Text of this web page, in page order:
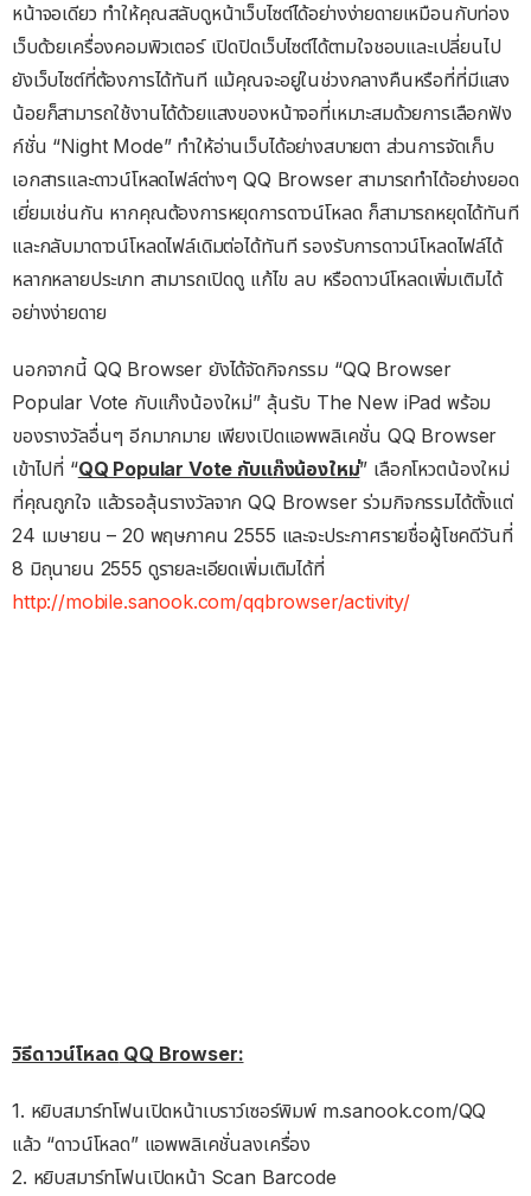
หน้าจอเดียว ทำให้คุณสลับดูหน้าเว็บไซต์ได้อย่างง่ายดายเหมือนกับท่อง
เว็บด้วยเครื่องคอมพิวเตอร์ เปิดปิดเว็บไซต์ได้ตามใจชอบและเปลี่ยนไป
ยังเว็บไซต์ที่ต้องการได้ทันที แม้คุณจะอยู่ในช่วงกลางคืนหรือที่ที่มีแสง
น้อยก็สามารถใช้งานได้ด้วยแสงของหน้าจอที่เหมาะสมด้วยการเลือกฟัง
ก์ชั่น “Night Mode” ทำให้อ่านเว็บได้อย่างสบายตา ส่วนการจัดเก็บ
เอกสารและดาวน์โหลดไฟล์ต่างๆ QQ Browser สามารถทำได้อย่างยอด
เยี่ยมเช่นกัน หากคุณต้องการหยุดการดาวน์โหลด ก็สามารถหยุดได้ทันที
และกลับมาดาวน์โหลดไฟล์เดิมต่อได้ทันที รองรับการดาวน์โหลดไฟล์ได้
หลากหลายประเภท สามารถเปิดดู แก้ไข ลบ หรือดาวน์โหลดเพิ่มเติมได้
อย่างง่ายดาย
นอกจากนี้ QQ Browser ยังได้จัดกิจกรรม “QQ Browser
Popular Vote กับแก๊งน้องใหม่” ลุ้นรับ The New iPad พร้อม
ของรางวัลอื่นๆ อีกมากมาย เพียงเปิดแอพพลิเคชั่น QQ Browser
เข้าไปที่ “QQ Popular Vote กับแก๊งน้องใหม่” เลือกโหวตน้องใหม่
ที่คุณถูกใจ แล้วรอลุ้นรางวัลจาก QQ Browser ร่วมกิจกรรมได้ตั้งแต่
24 เมษายน – 20 พฤษภาคน 2555 และจะประกาศรายชื่อผู้โชคดีวันที่
8 มิถุนายน 2555 ดูรายละเอียดเพิ่มเติมได้ที่
http://mobile.sanook.com/qqbrowser/activity/
วิธีดาวน์โหลด QQ Browser:
1. หยิบสมาร์ทโฟนเปิดหน้าเบราว์เซอร์พิมพ์ m.sanook.com/QQ
แล้ว “ดาวน์โหลด” แอพพลิเคชั่นลงเครื่อง
2. หยิบสมาร์ทโฟนเปิดหน้า Scan Barcode